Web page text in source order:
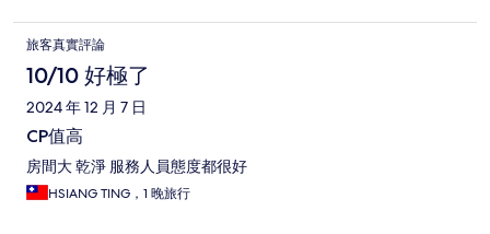
旅客真實評論
10/10 好極了
2024 年 12 月 7 日
CP值高
房間大 乾淨 服務人員態度都很好
HSIANG TING，1 晚旅行